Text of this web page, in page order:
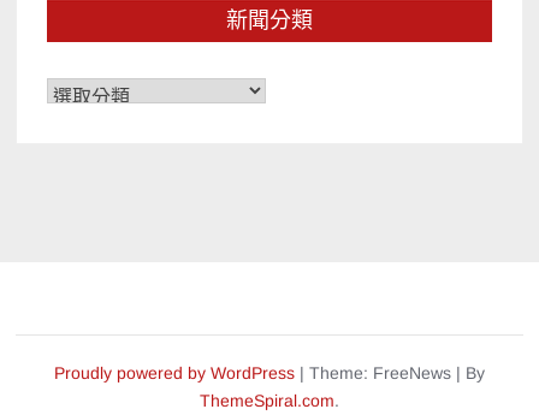
新聞分類
新
Proudly powered by WordPress | Theme: FreeNews | By
ThemeSpiral.com.